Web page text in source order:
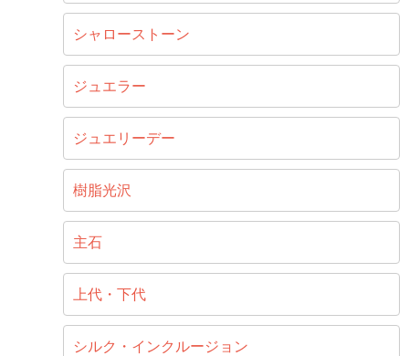
シャローストーン
ジュエラー
ジュエリーデー
樹脂光沢
主石
上代・下代
シルク・インクルージョン